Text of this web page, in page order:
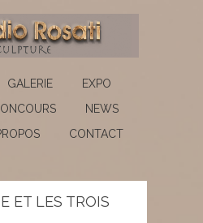
GALERIE
EXPO
NEWS
CONTACT
ET LES TROIS